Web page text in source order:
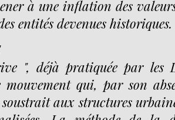
à une inflation des
entités devenues historiques.
", déjà pratiquée par les
mouvement qui, par son
aux structures